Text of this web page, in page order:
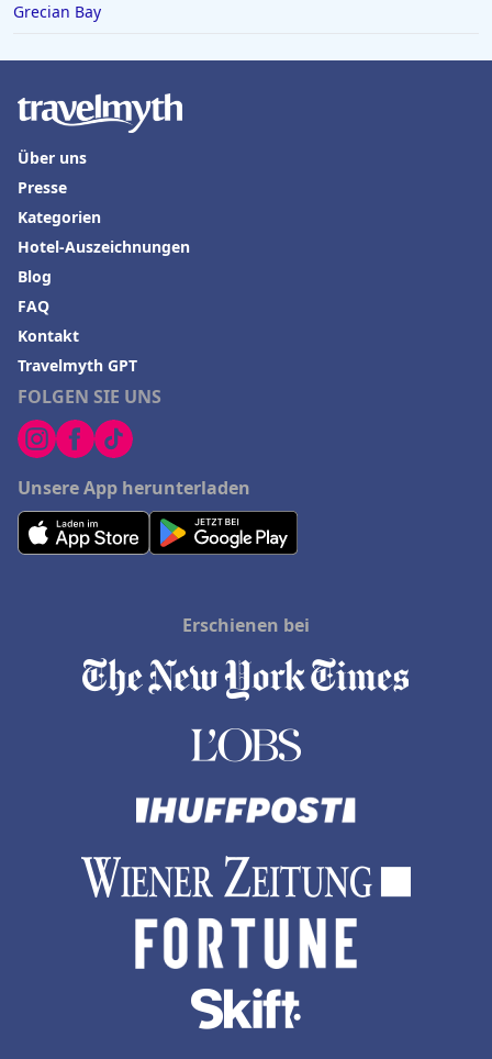
Grecian Bay
FOLGEN SIE UNS
Unsere App herunterladen
Über uns
Presse
Kategorien
Hotel-Auszeichnungen
Blog
FAQ
Kontakt
Travelmyth GPT
Erschienen bei